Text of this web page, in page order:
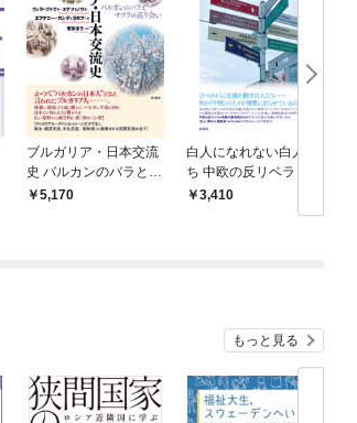
ブルガリア・日本交流
史 バルカンのバラとサ
クラの巡り会い
5,170
白人になれない白人た
ち 中欧の反リベラリズ
ムとレイシズム
3,410
もっと見る